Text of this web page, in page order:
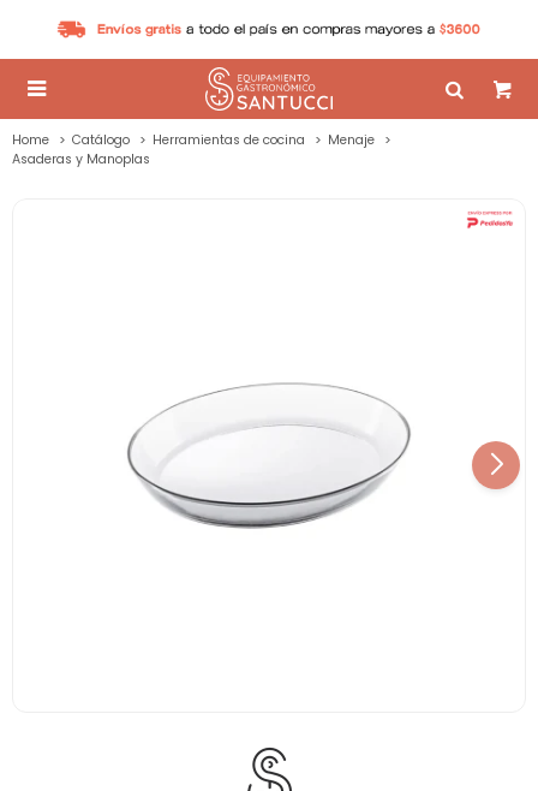

Home Catálogo Herramientas de cocina
Menaje
Asaderas y Manoplas